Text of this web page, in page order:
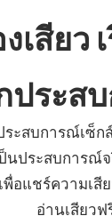
เสียว
ประส
ประสบการณ์เซ็
นประสบการณ์
พื่อแชร์ความเสี
อ่านเสียวฟ